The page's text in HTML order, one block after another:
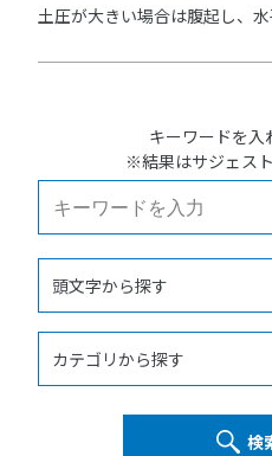
土圧が大きい場合は腹起し、
キーワードを
※結果はサジェス
検